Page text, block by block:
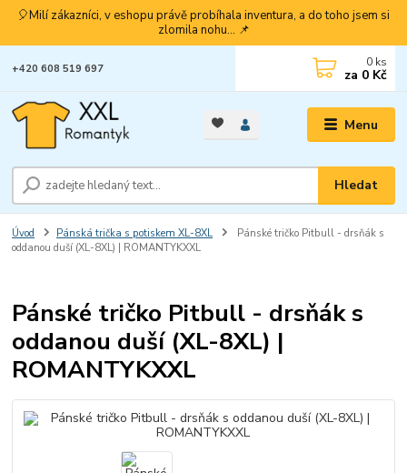
🎈Milí zákazníci, v eshopu právě probíhala inventura, a do toho jsem si
zlomila nohu... 📌
Menu
Hledat
+420 608 519 697 0 ks
za 0 Kč
Úvod Pánská trička s potiskem XL-8XL
Pánské tričko Pitbull - drsňák s
oddanou duší (XL-8XL) | ROMANTYKXXL
Pánské tričko Pitbull - drsňák s
oddanou duší (XL-8XL) |
ROMANTYKXXL